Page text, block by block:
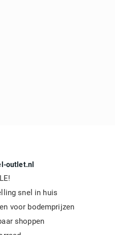
outlet.nl
snel in huis
voor bodemprijzen
shoppen